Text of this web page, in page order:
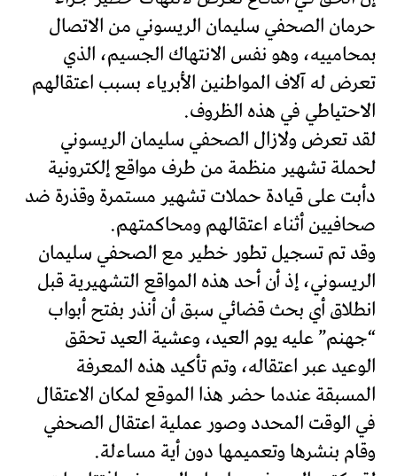
حرمان الصحفي سليمان الريسوني من الاتصال
بمحامييه، وهو نفس الانتهاك الجسيم، الذي
تعرض له آلاف المواطنين الأبرياء بسبب اعتقالهم
الاحتياطي في هذه الظروف.
لقد تعرض ولازال الصحفي سليمان الريسوني
لحملة تشهير منظمة من طرف مواقع إلكترونية
دأبت على قيادة حملات تشهير مستمرة وقذرة ضد
صحافيين أثناء اعتقالهم ومحاكمتهم.
وقد تم تسجيل تطور خطير مع الصحفي سليمان
الريسوني، إذ أن أحد هذه المواقع التشهيرية قبل
انطلاق أي بحث قضائي سبق أن أنذر بفتح أبواب
“جهنم” عليه يوم العيد، وعشية العيد تحقق
الوعيد عبر اعتقاله، وتم تأكيد هذه المعرفة
المسبقة عندما حضر هذا الموقع لمكان الاعتقال
في الوقت المحدد وصور عملية اعتقال الصحفي
وقام بنشرها وتعميمها دون أية مساءلة.